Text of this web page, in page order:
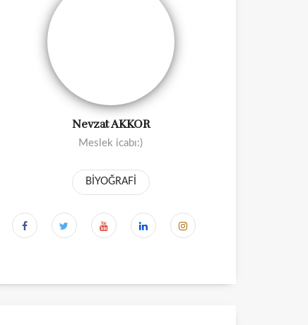
Nevzat AKKOR
Meslek icabı:)
BİYOĞRAFİ